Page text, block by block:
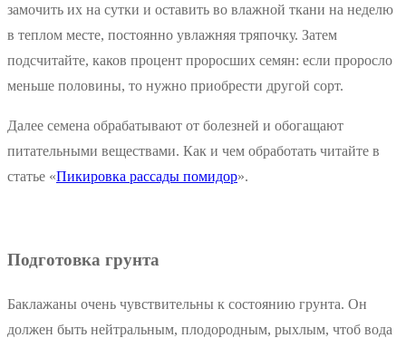
замочить их на сутки и оставить во влажной ткани на неделю
в теплом месте, постоянно увлажняя тряпочку. Затем
подсчитайте, каков процент проросших семян: если проросло
меньше половины, то нужно приобрести другой сорт.
Далее семена обрабатывают от болезней и обогащают
питательными веществами. Как и чем обработать читайте в
статье «Пикировка рассады помидор».
Подготовка грунта
Баклажаны очень чувствительны к состоянию грунта. Он
должен быть нейтральным, плодородным, рыхлым, чтоб вода